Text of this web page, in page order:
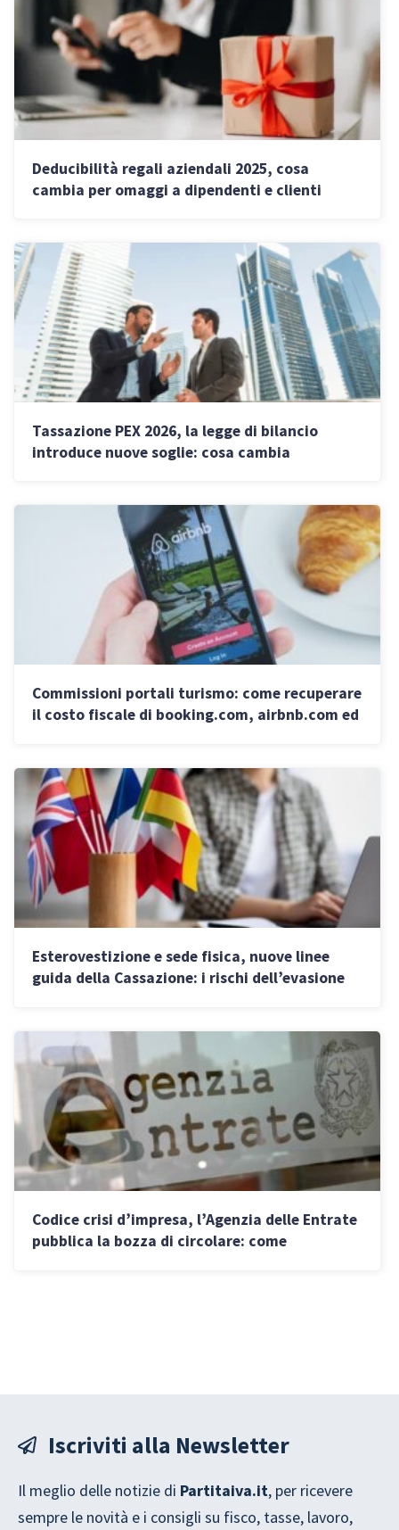
Deducibilità regali aziendali 2025, cosa
cambia per omaggi a dipendenti e clienti
Tassazione PEX 2026, la legge di bilancio
introduce nuove soglie: cosa cambia
Commissioni portali turismo: come recuperare
il costo fiscale di booking.com, airbnb.com ed
Esterovestizione e sede fisica, nuove linee
guida della Cassazione: i rischi dell’evasione
Codice crisi d’impresa, l’Agenzia delle Entrate
pubblica la bozza di circolare: come
Iscriviti alla Newsletter
Il meglio delle notizie di Partitaiva.it, per ricevere
sempre le novità e i consigli su fisco, tasse, lavoro,